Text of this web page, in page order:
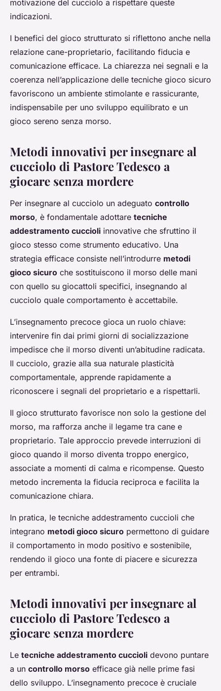
motivazione del cucciolo a rispettare queste
indicazioni.
I benefici del gioco strutturato si riflettono anche nella
relazione cane-proprietario, facilitando fiducia e
comunicazione efficace. La chiarezza nei segnali e la
coerenza nell’applicazione delle tecniche gioco sicuro
favoriscono un ambiente stimolante e rassicurante,
indispensabile per uno sviluppo equilibrato e un
gioco sereno senza morso.
Metodi innovativi per insegnare al
cucciolo di Pastore Tedesco a
giocare senza mordere
Per insegnare al cucciolo un adeguato controllo
morso, è fondamentale adottare tecniche
addestramento cuccioli innovative che sfruttino il
gioco stesso come strumento educativo. Una
strategia efficace consiste nell’introdurre metodi
gioco sicuro che sostituiscono il morso delle mani
con quello su giocattoli specifici, insegnando al
cucciolo quale comportamento è accettabile.
L’insegnamento precoce gioca un ruolo chiave:
intervenire fin dai primi giorni di socializzazione
impedisce che il morso diventi un’abitudine radicata.
Il cucciolo, grazie alla sua naturale plasticità
comportamentale, apprende rapidamente a
riconoscere i segnali del proprietario e a rispettarli.
Il gioco strutturato favorisce non solo la gestione del
morso, ma rafforza anche il legame tra cane e
proprietario. Tale approccio prevede interruzioni di
gioco quando il morso diventa troppo energico,
associate a momenti di calma e ricompense. Questo
metodo incrementa la fiducia reciproca e facilita la
comunicazione chiara.
In pratica, le tecniche addestramento cuccioli che
integrano metodi gioco sicuro permettono di guidare
il comportamento in modo positivo e sostenibile,
rendendo il gioco una fonte di piacere e sicurezza
per entrambi.
Metodi innovativi per insegnare al
cucciolo di Pastore Tedesco a
giocare senza mordere
Le tecniche addestramento cuccioli devono puntare
a un controllo morso efficace già nelle prime fasi
dello sviluppo. L’insegnamento precoce è cruciale